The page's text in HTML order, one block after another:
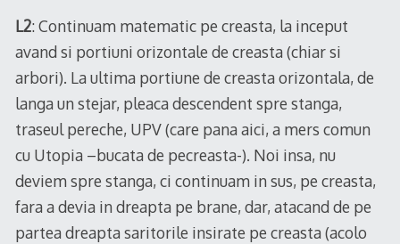
L2: Continuam matematic pe creasta, la inceput
avand si portiuni orizontale de creasta (chiar si
arbori). La ultima portiune de creasta orizontala, de
langa un stejar, pleaca descendent spre stanga,
traseul pereche, UPV (care pana aici, a mers comun
cu Utopia –bucata de pecreasta-). Noi insa, nu
deviem spre stanga, ci continuam in sus, pe creasta,
fara a devia in dreapta pe brane, dar, atacand de pe
partea dreapta saritorile insirate pe creasta (acolo